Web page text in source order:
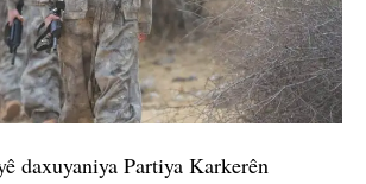
daxuyaniya Partiya Karkerên